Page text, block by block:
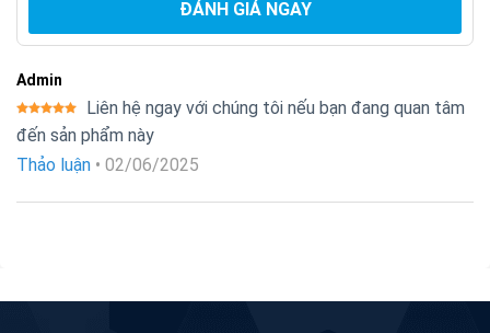
ĐÁNH GIÁ NGAY
Admin
Được xếp
hạng
55
Liên hệ ngay với chúng tôi nếu bạn đang quan tâm
đến sản phẩm này
Thảo luận • 02/06/2025